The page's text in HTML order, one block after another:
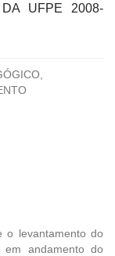
DA UFPE 2008-
o levantamento do
andamento do